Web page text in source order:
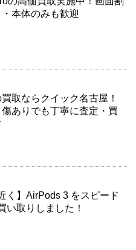
本体のみも歓迎
取ならクイック名古屋！
ありでも丁寧に査定・買
く】AirPods 3 をスピード
い取りしました！